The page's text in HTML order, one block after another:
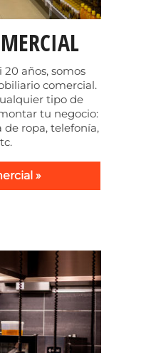
años, somos
comercial.
tipo de
tu negocio:
ropa, telefonía,
»